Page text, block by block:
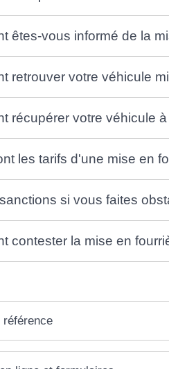
êtes-vous informé de la
retrouver votre véhicule
récupérer votre véhicule
les tarifs d'une mise en
si vous faites
contester la mise en
référence